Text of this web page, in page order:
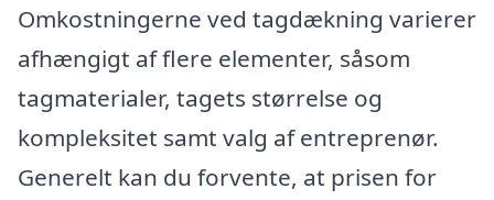
Omkostningerne ved tagdækning varierer
afhængigt af flere elementer, såsom
tagmaterialer, tagets størrelse og
kompleksitet samt valg af entreprenør.
Generelt kan du forvente, at prisen for